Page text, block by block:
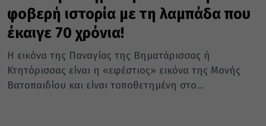
φοβερή ιστορία με τη λαμπάδα που
έκαιγε 70 χρόνια!
Η εικόνα της Παναγίας της Βηματάρισσας ή
Κτητόρισσας είναι η «εφέστιος» εικόνα της Μονής
Βατοπαιδίου και είναι τοποθετημένη στο...